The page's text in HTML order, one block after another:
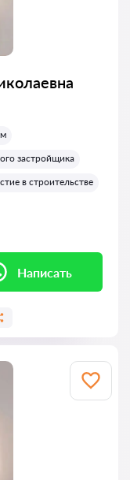
застройщика
в строительстве
Написать